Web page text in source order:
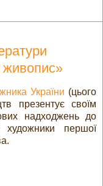
живопис»
України (цього
презентує своїм
надходжень до
художники першої